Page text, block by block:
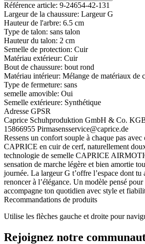
Référence article: 9-24654-42-131
Largeur de la chaussure: Largeur G
Hauteur de l'arbre: 6.5 cm
Type de talon: sans talon
Hauteur du talon: 2 cm
Semelle de protection: Cuir
Matériau extérieur: Cuir
Bout de chaussure: bout rond
Matériau intérieur: Mélange de matériaux de
Type de fermeture: sans
semelle amovible: Oui
Semelle extérieure: Synthétique
Adresse GPSR
Caprice Schuhproduktion GmbH & Co. KG
15866955 Pirmasensservice@caprice.de
Ressens un confort souple à chaque pas avec
CAPRICE en cuir de cerf, naturellement
technologie de semelle CAPRICE
sensation de marche légère et bien amortie
journée. La largeur G t’offre l’espace dont tu
renoncer à l’élégance. Un modèle pensé
accompagne ton quotidien avec style et
Recommandations de produits
Utilise les flèches gauche et droite pour
Rejoignez notre